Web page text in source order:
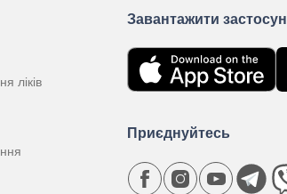
ліків
Завантажити
Приєднуйтесь